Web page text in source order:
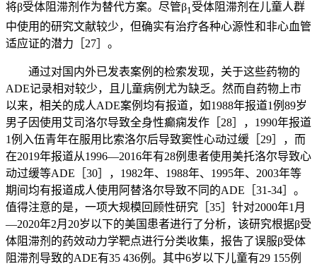
将β受体阻滞剂作为替代方案。尽管β1受体阻滞剂在儿童人群
中使用的研究文献较少，但确实有治疗各种心源性和非心血管
适应证的潜力［27］。
通过对国内外已发表案例的检索发现，关于这些药物的
ADE记录相对较少，且儿童病例尤为缺乏。然而自药物上市
以来，相关的成人ADE案例均有报道，如1988年报道1例89岁
男子因使用艾司洛尔导致全身性癫痫发作［28］，1990年报道
1例入伍青年在服用比索洛尔后导致窦性心动过缓［29］，而
在2019年报道从1996—2016年有28例患者使用美托洛尔导致心
动过缓等ADE［30］，1982年、1988年、1995年、2003年等
期间均有报道成人使用阿替洛尔导致不同的ADE［31-34］。
值得注意的是，一项大规模回顾性研究［35］针对2000年1月
—2020年2月20岁以下的美国患者进行了分析，该研究根据β受
体阻滞剂的药效动力学靶点进行分类收集，报告了误服β受体
阻滞剂导致的ADE有35 436例。其中6岁以下儿童有29 155例